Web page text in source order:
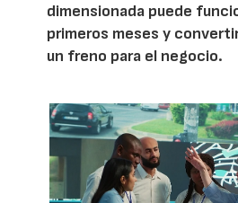
dimensionada puede
primeros meses y
un freno para el negocio.